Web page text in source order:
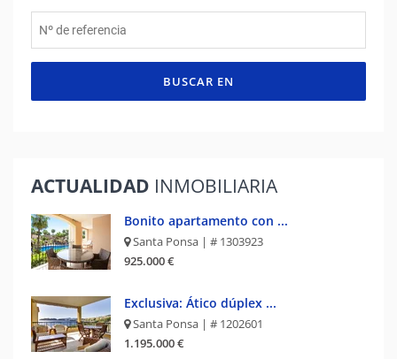
BUSCAR EN
ACTUALIDAD INMOBILIARIA
Bonito apartamento con ...
Santa Ponsa | # 1303923
925.000 €
Exclusiva: Ático dúplex ...
Santa Ponsa | # 1202601
1.195.000 €